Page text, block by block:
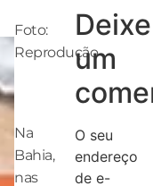
Foto:
Reprodução
Na
Bahia,
nas
Deixe
um
O seu
endereço
de e-